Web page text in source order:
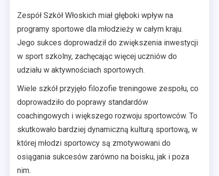
Zespół Szkół Włoskich miał głęboki wpływ na
programy sportowe dla młodzieży w całym kraju.
Jego sukces doprowadził do zwiększenia inwestycji
w sport szkolny, zachęcając więcej uczniów do
udziału w aktywnościach sportowych.
Wiele szkół przyjęło filozofie treningowe zespołu, co
doprowadziło do poprawy standardów
coachingowych i większego rozwoju sportowców. To
skutkowało bardziej dynamiczną kulturą sportową, w
której młodzi sportowcy są zmotywowani do
osiągania sukcesów zarówno na boisku, jak i poza
nim.